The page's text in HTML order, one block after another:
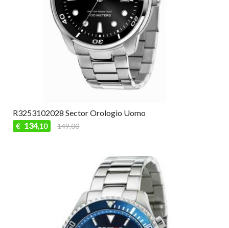
R3253102028 Sector Orologio Uomo
€ 134,10 149,00